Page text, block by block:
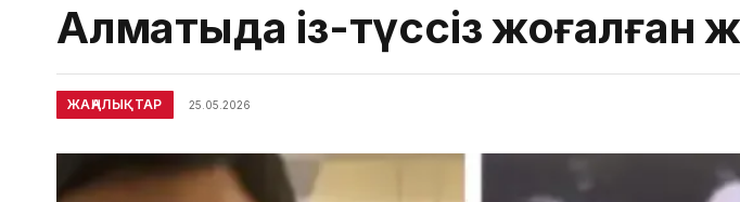
Алматыда із-түссіз жоғалған
ЖАҢАЛЫҚТАР 25.05.2026